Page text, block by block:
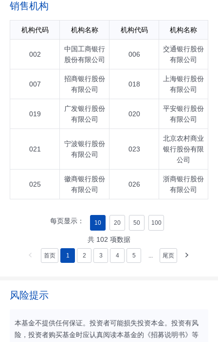
销售机构
机构代码 机构名称 机构代码 机构名称
002
中国工商银行
股份有限公司
006
交通银行股份
有限公司
007
招商银行股份
有限公司
018
上海银行股份
有限公司
019
广发银行股份
有限公司
020
平安银行股份
有限公司
021
宁波银行股份
有限公司
023
北京农村商业
银行股份有限
公司
025
徽商银行股份
有限公司
026
浙商银行股份
有限公司
每页显示： 10 20 50 100
共 102 项数据
首页 1 2 3 4 5 ... 尾页
风险提示
本基金不提供任何保证。投资者可能损失投资本金。投资有风
险，投资者购买基金时应认真阅读本基金的《招募说明书》等